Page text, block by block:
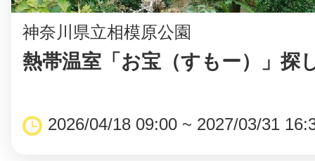
神奈川県立相模原公園
熱帯温室「お宝（すもー）」探
2026/04/18 09:00 ~ 2027/03/31